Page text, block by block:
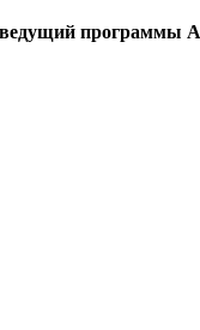
программы